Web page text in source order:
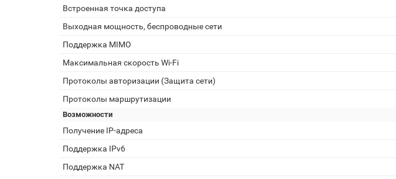
Встроенная точка доступа
Выходная мощность, беспроводные сети
Поддержка MIMO
Максимальная скорость Wi-Fi
Протоколы авторизации (Защита сети)
Протоколы маршрутизации
Возможности
Получение IP-адреса
Поддержка IPv6
Поддержка NAT